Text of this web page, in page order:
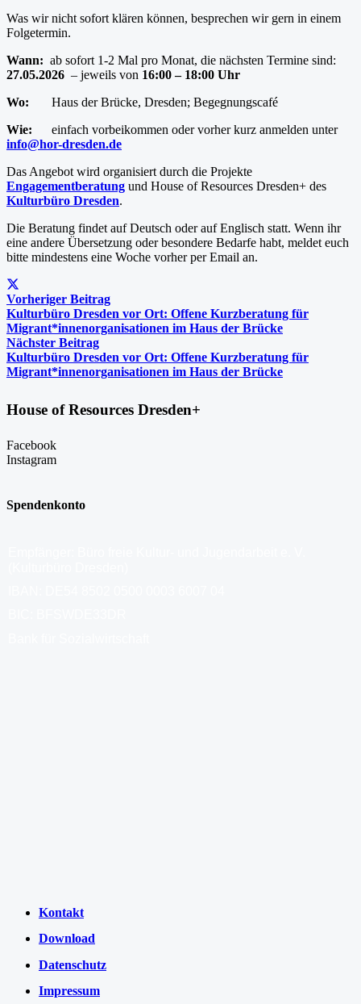
Was wir nicht sofort klären können, besprechen wir gern in einem
Folgetermin.
Wann: ab sofort 1-2 Mal pro Monat, die nächsten Termine sind:
27.05.2026 – jeweils von 16:00 – 18:00 Uhr
Wo: Haus der Brücke, Dresden; Begegnungscafé
Wie:
einfach vorbeikommen oder vorher kurz anmelden unter
info@hor-dresden.de
Das Angebot wird organisiert durch die Projekte
Engagementberatung und House of Resources Dresden+ des
Kulturbüro Dresden.
Die Beratung findet auf Deutsch oder auf Englisch statt. Wenn ihr
eine andere Übersetzung oder besondere Bedarfe habt, meldet euch
bitte mindestens eine Woche vorher per Email an.
Vorheriger Beitrag
Kulturbüro Dresden vor Ort: Offene Kurzberatung für
Migrant*innenorganisationen im Haus der Brücke
Nächster Beitrag
Kulturbüro Dresden vor Ort: Offene Kurzberatung für
Migrant*innenorganisationen im Haus der Brücke
House of Resources Dresden+
Facebook
Instagram
Spendenkonto
Kontakt
Download
Datenschutz
Impressum